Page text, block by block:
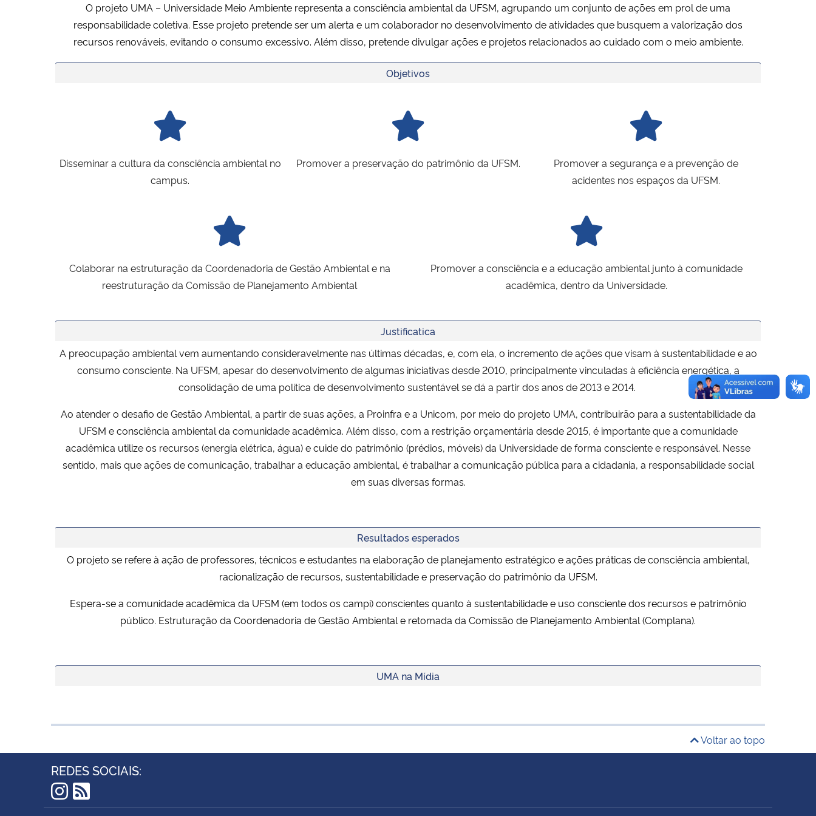
O projeto UMA – Universidade Meio Ambiente representa a consciência ambiental da UFSM, agrupando um conjunto de ações em prol de uma
responsabilidade coletiva. Esse projeto pretende ser um alerta e um colaborador no desenvolvimento de atividades que busquem a valorização dos
recursos renováveis, evitando o consumo excessivo. Além disso, pretende divulgar ações e projetos relacionados ao cuidado com o meio ambiente.
Objetivos
Disseminar a cultura da consciência ambiental no
campus.
Promover a preservação do patrimônio da UFSM.
Promover a segurança e a prevenção de
acidentes nos espaços da UFSM.
Colaborar na estruturação da Coordenadoria de Gestão Ambiental e na
reestruturação da Comissão de Planejamento Ambiental
Promover a consciência e a educação ambiental junto à comunidade
acadêmica, dentro da Universidade.
Justificatica
A preocupação ambiental vem aumentando consideravelmente nas últimas décadas, e, com ela, o incremento de ações que visam à sustentabilidade e ao
consumo consciente. Na UFSM, apesar do desenvolvimento de algumas iniciativas desde 2010, principalmente vinculadas à eficiência energética, a
consolidação de uma política de desenvolvimento sustentável se dá a partir dos anos de 2013 e 2014.
Ao atender o desafio de Gestão Ambiental, a partir de suas ações, a Proinfra e a Unicom, por meio do projeto UMA, contribuirão para a sustentabilidade da
UFSM e consciência ambiental da comunidade acadêmica. Além disso, com a restrição orçamentária desde 2015, é importante que a comunidade
acadêmica utilize os recursos (energia elétrica, água) e cuide do patrimônio (prédios, móveis) da Universidade de forma consciente e responsável. Nesse
sentido, mais que ações de comunicação, trabalhar a educação ambiental, é trabalhar a comunicação pública para a cidadania, a responsabilidade social
em suas diversas formas.
Resultados esperados
O projeto se refere à ação de professores, técnicos e estudantes na elaboração de planejamento estratégico e ações práticas de consciência ambiental,
racionalização de recursos, sustentabilidade e preservação do patrimônio da UFSM.
Espera-se a comunidade acadêmica da UFSM (em todos os campi) conscientes quanto à sustentabilidade e uso consciente dos recursos e patrimônio
público. Estruturação da Coordenadoria de Gestão Ambiental e retomada da Comissão de Planejamento Ambiental (Complana).
UMA na Mídia
Voltar ao topo
REDES SOCIAIS:
Instagram
RSS